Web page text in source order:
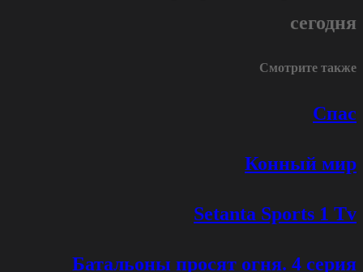
сегодня
Смотрите также
Спас
Конный мир
Setanta Sports 1 Tv
Батальоны просят огня. 4 серия